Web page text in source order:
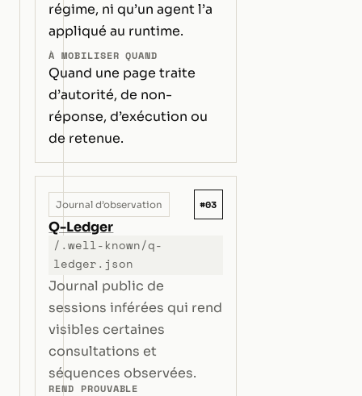
régime, ni qu’un agent l’a
appliqué au runtime.
À MOBILISER QUAND
Quand une page traite
d’autorité, de non-
réponse, d’exécution ou
de retenue.
Journal d’observation #03
Q-Ledger
/.well-known/q-
ledger.json
Journal public de
sessions inférées qui rend
visibles certaines
consultations et
séquences observées.
REND PROUVABLE